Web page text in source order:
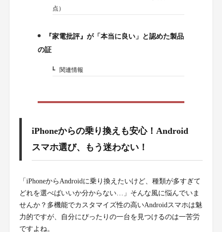
点）
『家電批評』が「本当に良い」と認めた製品
の証
4-1.関連情報
iPhoneからの乗り換えも安心！Android
スマホ選び、もう迷わない！
「iPhoneからAndroidに乗り換えたいけど、種類が多すぎて
どれを選べばいいか分からない…」そんな風に悩んでいま
せんか？多機能でカスタマイズ性の高いAndroidスマホは魅
力的ですが、自分にぴったりの一台を見つけるのは一苦労
ですよね。